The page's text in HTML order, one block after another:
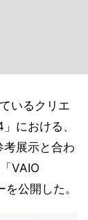
いるクリエ
における、
考展示と合わ
VAIO
公開した。